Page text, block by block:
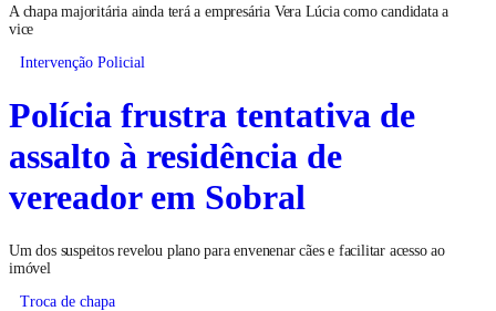
A chapa majoritária ainda terá a empresária Vera Lúcia como candidata a
vice
Intervenção Policial
Polícia frustra tentativa de
assalto à residência de
vereador em Sobral
Um dos suspeitos revelou plano para envenenar cães e facilitar acesso ao
imóvel
Troca de chapa